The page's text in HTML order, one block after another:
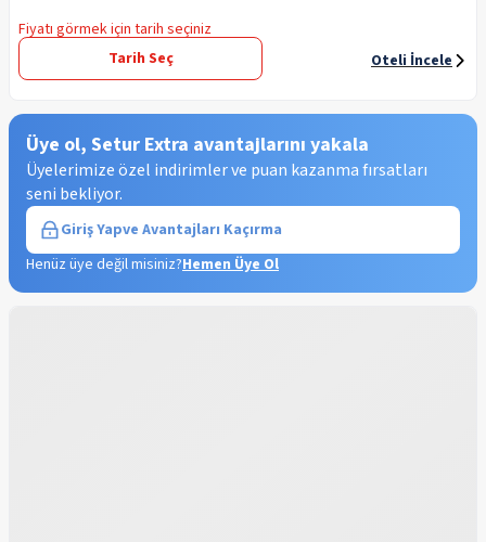
Fiyatı görmek için tarih seçiniz
Tarih Seç
Oteli İncele
Üye ol, Setur Extra avantajlarını yakala
Üyelerimize özel indirimler ve puan kazanma fırsatları
seni bekliyor.
Giriş Yapve Avantajları Kaçırma
Henüz üye değil misiniz?Hemen Üye Ol